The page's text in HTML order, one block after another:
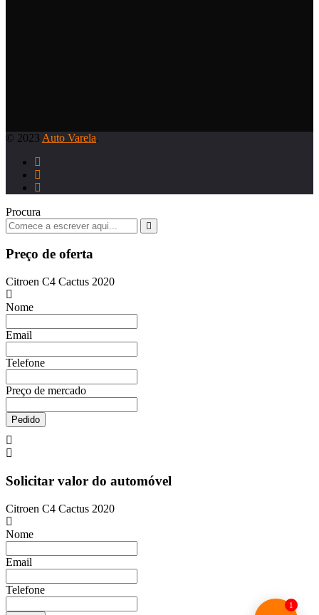
© 2023 Auto Varela.
1
Procura
Preço de oferta
Citroen C4 Cactus 2020
Nome
Email
Telefone
Preço de mercado
Pedido
Solicitar valor do automóvel
Citroen C4 Cactus 2020
Nome
Email
Telefone